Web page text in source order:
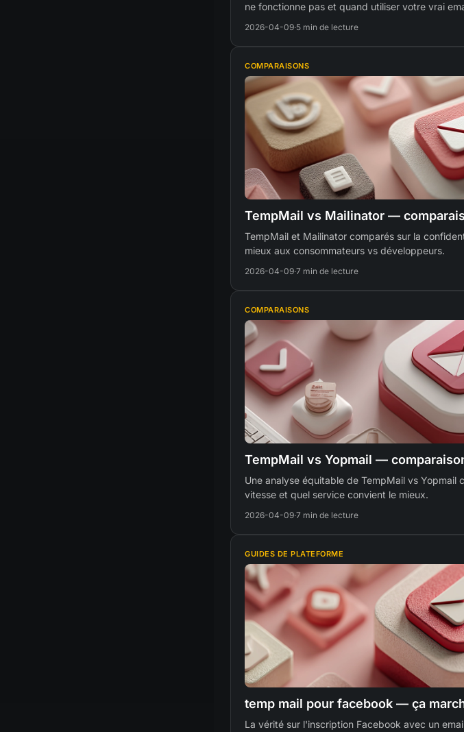
ne fonctionne pas et quand utiliser votre vrai
2026-04-09·5 min de lecture
COMPARAISONS
TempMail vs Mailinator —
TempMail et Mailinator comparés sur la
mieux aux consommateurs vs développeurs.
2026-04-09·7 min de lecture
COMPARAISONS
TempMail vs Yopmail —
Une analyse équitable de TempMail vs
vitesse et quel service convient le mieux.
2026-04-09·7 min de lecture
GUIDES DE PLATEFORME
temp mail pour facebook — ça
La vérité sur l'inscription Facebook avec un